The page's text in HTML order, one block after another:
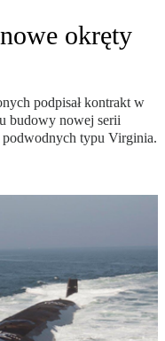
okręty
podpisał kontrakt w
budowy nowej serii
typu Virginia.